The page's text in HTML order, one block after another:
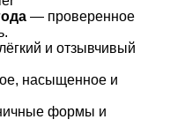
— проверенное
и отзывчивый
насыщенное и
формы и